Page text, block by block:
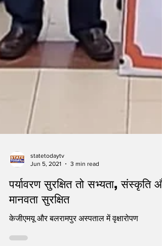
statetodaytv
Jun 5, 2021
पर्यावरण सुरक्षित तो सभ्यता, संस्कृति